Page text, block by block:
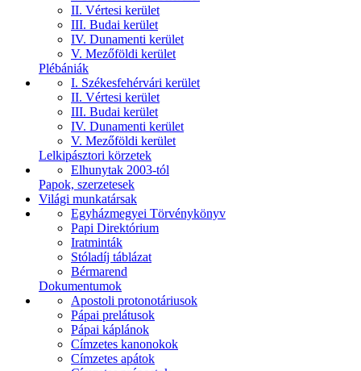
II. Vértesi kerület
III. Budai kerület
IV. Dunamenti kerület
V. Mezőföldi kerület
Plébániák
I. Székesfehérvári kerület
II. Vértesi kerület
III. Budai kerület
IV. Dunamenti kerület
V. Mezőföldi kerület
Lelkipásztori körzetek
Elhunytak 2003-tól
Papok, szerzetesek
Világi munkatársak
Egyházmegyei Törvénykönyv
Papi Direktórium
Iratminták
Stóladíj táblázat
Bérmarend
Dokumentumok
Apostoli protonotáriusok
Pápai prelátusok
Pápai káplánok
Címzetes kanonokok
Címzetes apátok